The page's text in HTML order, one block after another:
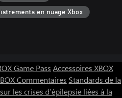
en nuage Xbox
Game Pass Accessoires XBOX
Commentaires Standards de la
les crises d’épilepsie liées à la